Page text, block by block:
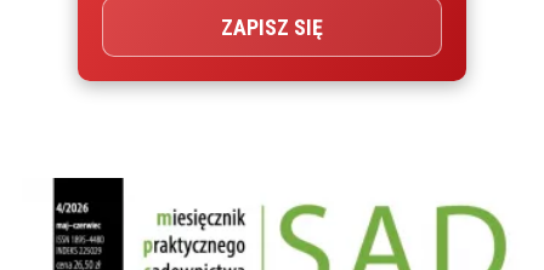
ZAPISZ SIĘ